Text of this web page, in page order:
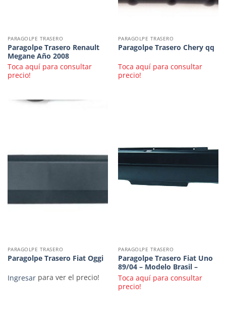
PARAGOLPE TRASERO
Paragolpe Trasero Renault
Megane Año 2008
Toca aquí para consultar
precio!
PARAGOLPE TRASERO
Paragolpe Trasero Chery qq
Toca aquí para consultar
precio!
PARAGOLPE TRASERO
Paragolpe Trasero Fiat Oggi
Ingresarpara ver el precio!
PARAGOLPE TRASERO
Paragolpe Trasero Fiat Uno
89/04 – Modelo Brasil –
Toca aquí para consultar
precio!